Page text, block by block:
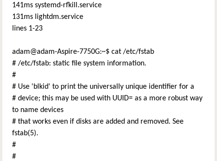
141ms systemd-rfkill.service
131ms lightdm.service
lines 1-23
adam@adam-Aspire-7750G:~$ cat /etc/fstab
# /etc/fstab: static file system information.
#
# Use 'blkid' to print the universally unique identifier for a
# device; this may be used with UUID= as a more robust way
to name devices
# that works even if disks are added and removed. See
fstab(5).
#
#